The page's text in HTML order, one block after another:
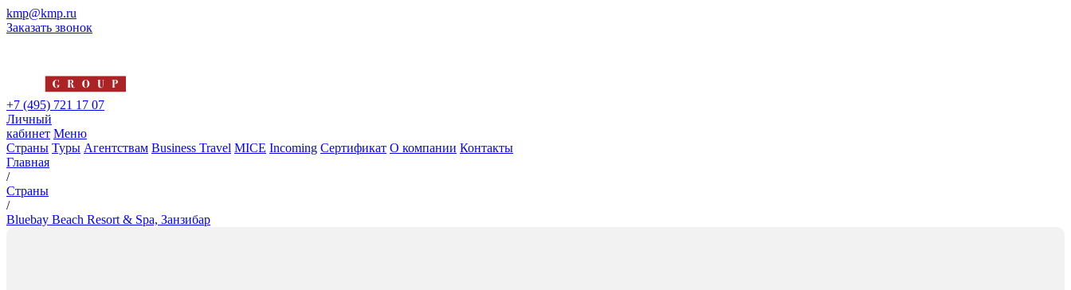
kmp@kmp.ru
Заказать звонок
+7 (495) 721 17 07
Личный
кабинет Меню
Страны Туры Агентствам Business Travel MICE Incoming Сертификат О компании Контакты
Главная
/
Страны
/
Bluebay Beach Resort & Spa, Занзибар